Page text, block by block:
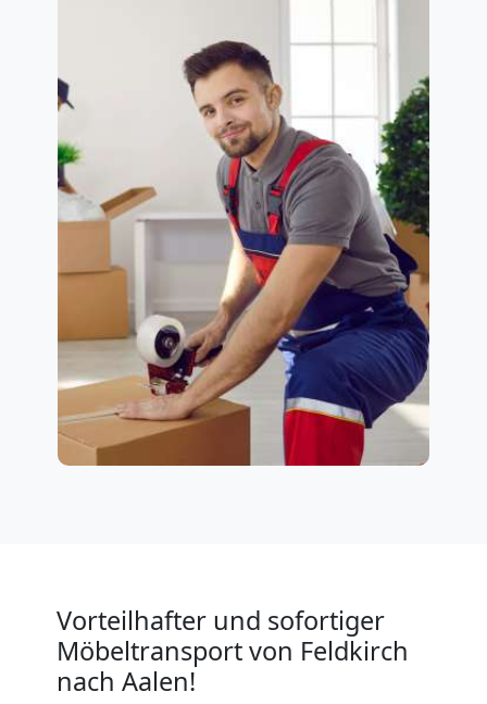
Vorteilhafter und sofortiger
Möbeltransport von Feldkirch
nach Aalen!